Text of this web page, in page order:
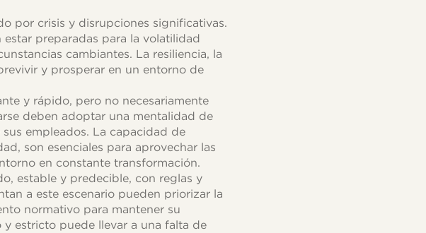
por crisis y disrupciones significativas.
preparadas para la volatilidad
cambiantes. La resiliencia, la
y prosperar en un entorno de
y rápido, pero no necesariamente
deben adoptar una mentalidad de
empleados. La capacidad de
son esenciales para aprovechar las
en constante transformación.
estable y predecible, con reglas y
a este escenario pueden priorizar la
normativo para mantener su
estricto puede llevar a una falta de